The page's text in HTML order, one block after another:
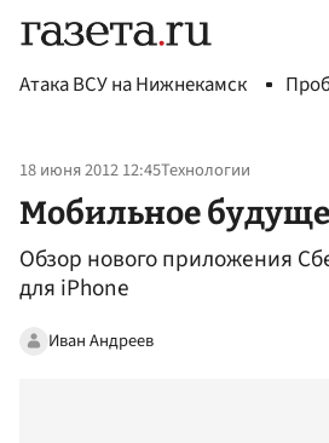
Атака ВСУ на Нижнекамск
18 июня 2012 12:45Технологии
Мобильное
Обзор нового приложения
для iPhone
Иван Андреев